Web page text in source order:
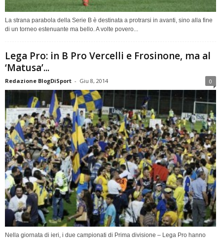
La strana parabola della Serie B è destinata a protrarsi in avanti, sino alla fine
di un torneo estenuante ma bello. A volte povero...
Lega Pro: in B Pro Vercelli e Frosinone, ma al
‘Matusa’...
Redazione BlogDiSport - Giu 8, 2014 0
Nella giornata di ieri, i due campionati di Prima divisione – Lega Pro hanno